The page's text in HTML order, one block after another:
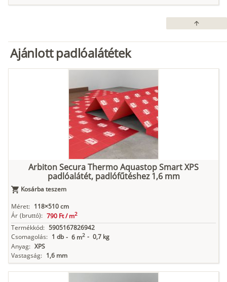
arrow_upward
Ajánlott padlóalátétek
Arbiton Secura Thermo Aquastop Smart XPS
padlóalátét, padlófűtéshez 1,6 mm
Kosárba teszem
Méret: 118×510 cm
Ár (bruttó): 790 Ft /m2
Termékkód: 5905167826942
Csomagolás: 1 db - 6 m2 - 0,7 kg
Anyag: XPS
Vastagság: 1,6 mm